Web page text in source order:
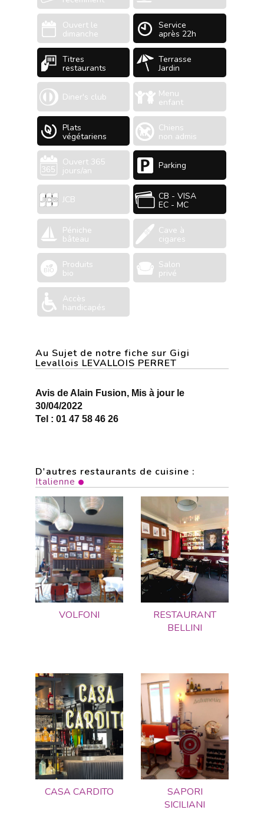
Ouvert le
dimanche
Service
après 22h
Titres
restaurants
Terrasse
Jardin
Diner's club Menu
enfant
Plats
végétariens
Chiens
non admis
Ouvert 365
jours/an Parking
JCB CB - VISA
EC - MC
Péniche
bâteau
Cave à
cigares
Produits
bio
Salon
privé
Accès
handicapés
Au Sujet de notre fiche sur Gigi
Levallois LEVALLOIS PERRET
Avis de Alain Fusion, Mis à jour le
30/04/2022
Tel : 01 47 58 46 26
D'autres restaurants de cuisine :
Italienne
VOLFONI
RESTAURANT
BELLINI
CASA CARDITO
SAPORI
SICILIANI